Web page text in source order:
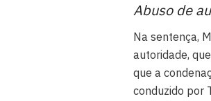
Abuso de
Na sentença,
autoridade,
que a
conduzido por